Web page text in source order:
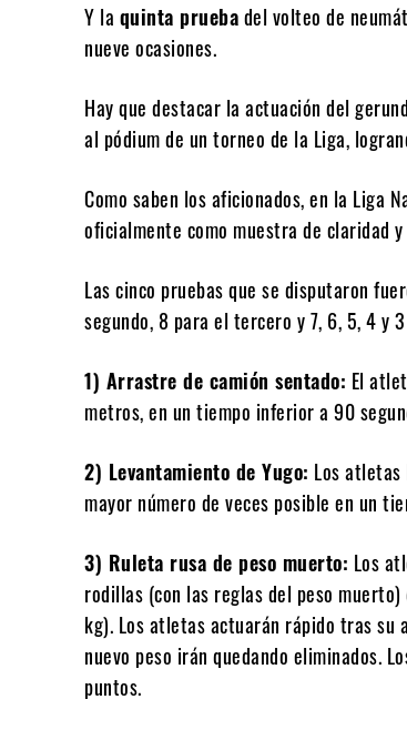
Y la quinta pruebadel volteo de
nueve ocasiones.
Hay que destacar la actuación del
al pódium de un torneo de la Liga,
Como saben los aficionados, en la Liga
oficialmente como muestra de claridad
Las cinco pruebas que se disputaron
segundo, 8 para el tercero y 7, 6, 5, 4 y
1) Arrastre de camión sentado: El
metros, en un tiempo inferior a 90
2) Levantamiento de Yugo: Los atletas
mayor número de veces posible en un
3) Ruleta rusa de peso muerto: Los
rodillas (con las reglas del peso
kg). Los atletas actuarán rápido tras su
nuevo peso irán quedando eliminados.
puntos.